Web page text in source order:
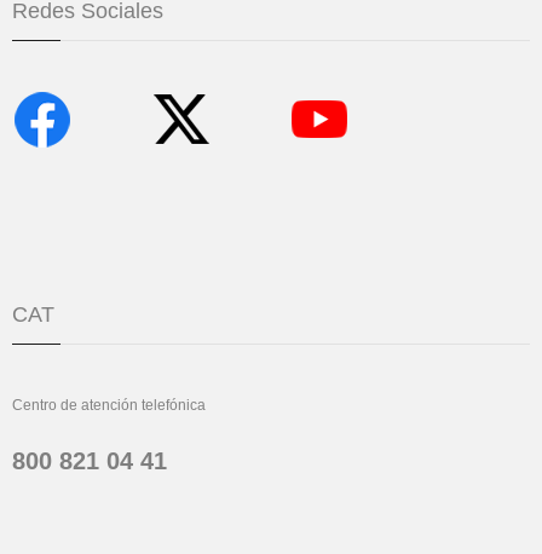
Redes Sociales
CAT
Centro de atención telefónica
800 821 04 41